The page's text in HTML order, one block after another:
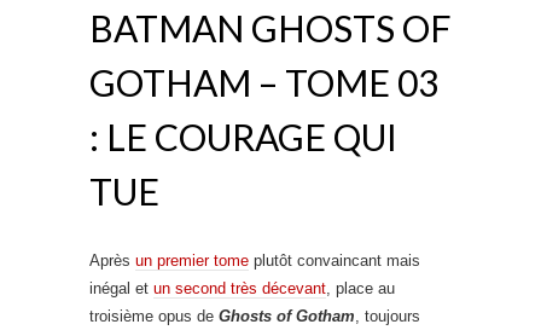
BATMAN GHOSTS OF
GOTHAM – TOME 03
: LE COURAGE QUI
TUE
Après un premier tome plutôt convaincant mais
inégal et un second très décevant, place au
troisième opus de Ghosts of Gotham, toujours